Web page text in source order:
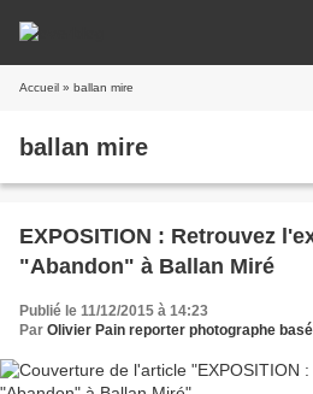
Accueil » ballan mire
ballan mire
EXPOSITION : Retrouvez
"Abandon" à Ballan Miré
Publié le 11/12/2015 à 14:23
Par Olivier Pain reporter photographe